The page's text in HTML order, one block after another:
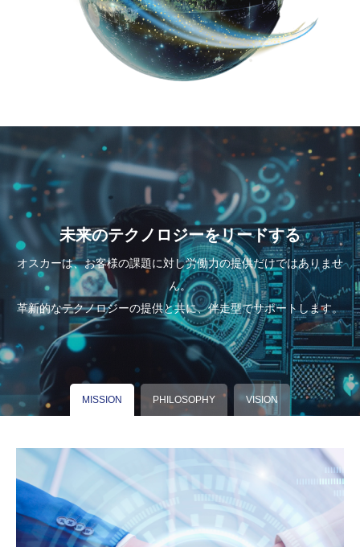
未来のテクノロジーをリードする
オスカーは、お客様の課題に対し労働力の提供だけではありませ
ん。
革新的なテクノロジーの提供と共に、伴走型でサポートします。
MISSION PHILOSOPHY VISION